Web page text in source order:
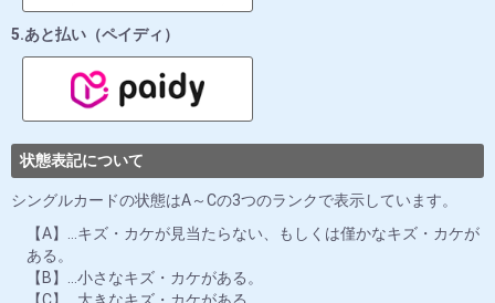
5.あと払い（ペイディ）
状態表記について
シングルカードの状態はA～Cの3つのランクで表示しています。
【A】…キズ・カケが見当たらない、もしくは僅かなキズ・カケが
ある。
【B】…小さなキズ・カケがある。
【C】…大きなキズ・カケがある。